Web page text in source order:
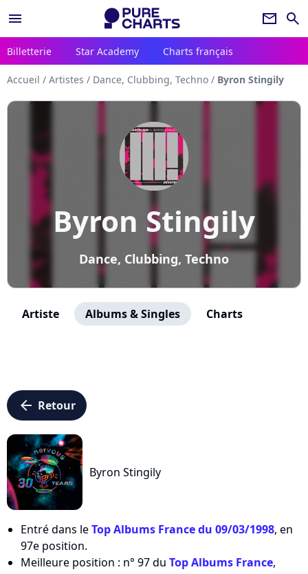
menu newsletter search
Billetterie Star Academy Charts français
Accueil / Artistes / Dance, Clubbing, Techno / Byron Stingily
Byron Stingily
Dance, Clubbing, Techno
Artiste Albums & Singles Charts
arrow_left Retour
Byron Stingily
Entré dans leTop Albums France du 09/03/1998, en
97e position.
Meilleure position : n° 97 du Top Albums France,